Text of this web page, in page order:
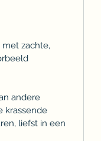
zachte,
andere
krassende
liefst in een